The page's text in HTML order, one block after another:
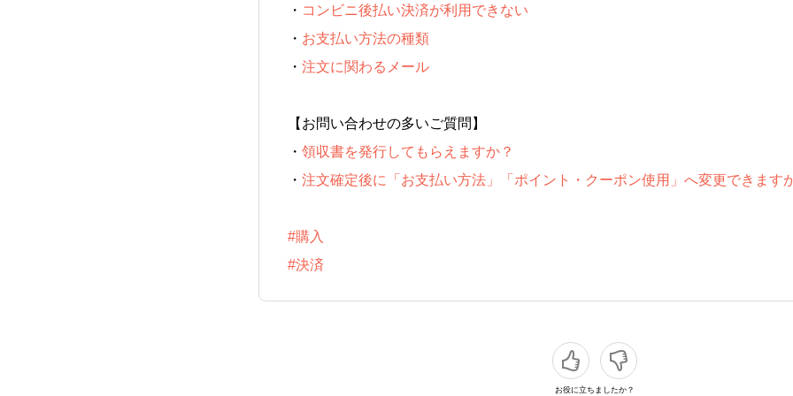
・ コンビニ後払い決済が利用できない
・ お支払い方法の種類
・ 注文に関わるメール
【お問い合わせの多いご質問】
・ 領収書を発行してもらえますか？
・ 注文確定後に「お支払い方法」「ポイント・クーポン使用」へ変更できます
#購入
#決済
お役に立ちましたか？